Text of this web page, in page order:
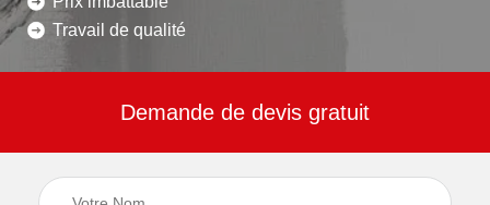
Travail de qualité
Demande de devis gratuit